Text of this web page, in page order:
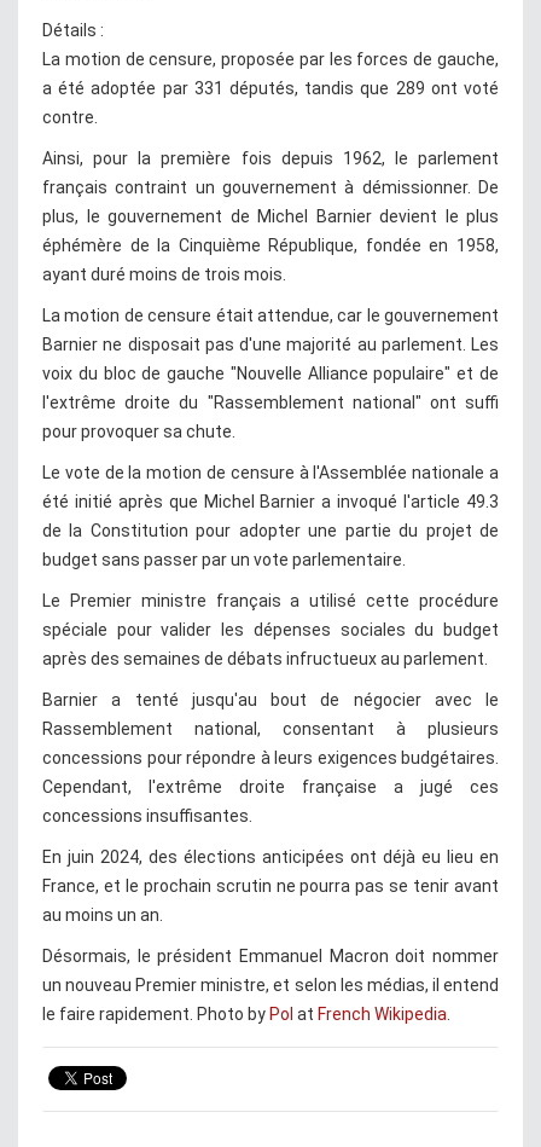
Détails :
La motion de censure, proposée par les forces de gauche,
a été adoptée par 331 députés, tandis que 289 ont voté
contre.
Ainsi, pour la première fois depuis 1962, le parlement
français contraint un gouvernement à démissionner. De
plus, le gouvernement de Michel Barnier devient le plus
éphémère de la Cinquième République, fondée en 1958,
ayant duré moins de trois mois.
La motion de censure était attendue, car le gouvernement
Barnier ne disposait pas d'une majorité au parlement. Les
voix du bloc de gauche "Nouvelle Alliance populaire" et de
l'extrême droite du "Rassemblement national" ont suffi
pour provoquer sa chute.
Le vote de la motion de censure à l'Assemblée nationale a
été initié après que Michel Barnier a invoqué l'article 49.3
de la Constitution pour adopter une partie du projet de
budget sans passer par un vote parlementaire.
Le Premier ministre français a utilisé cette procédure
spéciale pour valider les dépenses sociales du budget
après des semaines de débats infructueux au parlement.
Barnier a tenté jusqu'au bout de négocier avec le
Rassemblement national, consentant à plusieurs
concessions pour répondre à leurs exigences budgétaires.
Cependant, l'extrême droite française a jugé ces
concessions insuffisantes.
En juin 2024, des élections anticipées ont déjà eu lieu en
France, et le prochain scrutin ne pourra pas se tenir avant
au moins un an.
Désormais, le président Emmanuel Macron doit nommer
un nouveau Premier ministre, et selon les médias, il entend
le faire rapidement. Photo by Pol at French Wikipedia